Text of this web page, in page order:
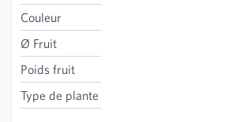
Couleur
Ø Fruit
Poids fruit
Type de plante